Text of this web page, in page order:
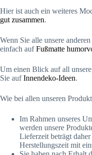
Hier ist auch ein weiteres
gut zusammen.
Wenn Sie alle unsere
einfach aufFußmatte
Um einen Blick auf all
Sie aufInnendeko-Ideen.
Wie bei allen unseren
Im Rahmen unseres
werden unsere
Lieferzeit beträgt
Herstellungszeit mit